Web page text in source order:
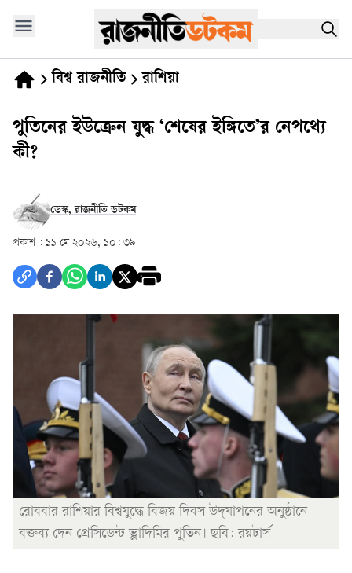
বিশ্ব রাজনীতি রাশিয়া
পুতিনের ইউক্রেন যুদ্ধ ‘শেষের ইঙ্গিতে’র নেপথ্যে
কী?
ডেস্ক, রাজনীতি ডটকম
প্রকাশ : ১১ মে ২০২৬, ১০: ৩৯
রোববার রাশিয়ার বিশ্বযুদ্ধে বিজয় দিবস উদ্‌যাপনের অনুষ্ঠানে
বক্তব্য দেন প্রেসিডেন্ট ভ্লাদিমির পুতিন। ছবি: রয়টার্স